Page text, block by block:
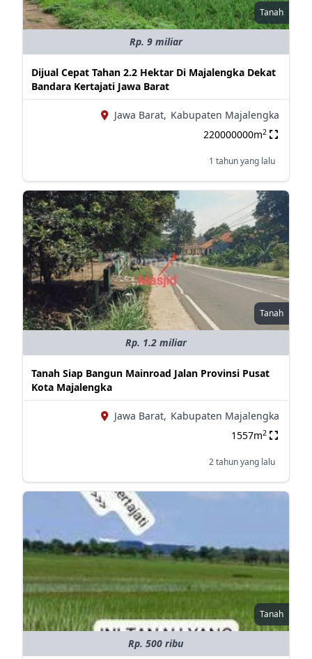
Tanah
Rp. 9 miliar
Dijual Cepat Tahan 2.2 Hektar Di Majalengka Dekat
Bandara Kertajati Jawa Barat
Jawa Barat, Kabupaten Majalengka
220000000m2
1 tahun yang lalu
Tanah
Rp. 1.2 miliar
Tanah Siap Bangun Mainroad Jalan Provinsi Pusat
Kota Majalengka
Jawa Barat, Kabupaten Majalengka
1557m2
2 tahun yang lalu
Tanah
Rp. 500 ribu